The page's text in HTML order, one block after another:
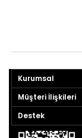
Kurumsal
Müşteri İlişkileri
Destek